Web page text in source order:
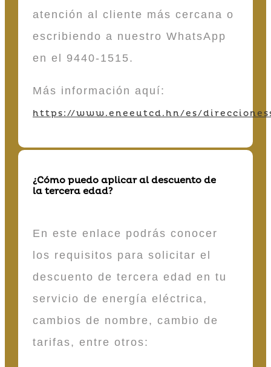
atención al cliente más cercana o
escribiendo a nuestro WhatsApp
en el 9440-1515.
Más información aquí:
https://www.eneeutcd.hn/es/
¿Cómo puedo aplicar al descuento de
la tercera edad?
En este enlace podrás conocer
los requisitos para solicitar el
descuento de tercera edad en tu
servicio de energía eléctrica,
cambios de nombre, cambio de
tarifas, entre otros: